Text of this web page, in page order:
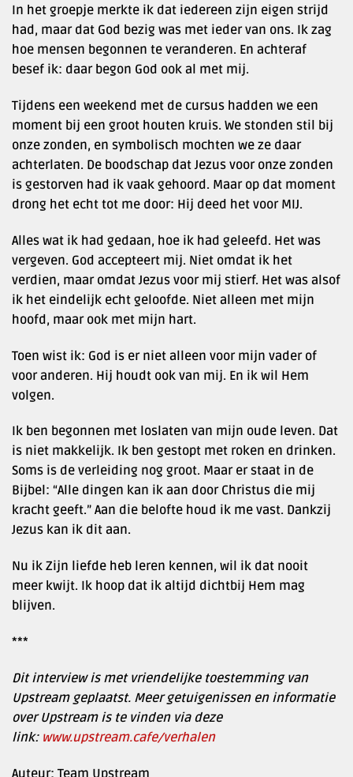
In het groepje merkte ik dat iedereen zijn eigen strijd
had, maar dat God bezig was met ieder van ons. Ik zag
hoe mensen begonnen te veranderen. En achteraf
besef ik: daar begon God ook al met mij.
Tijdens een weekend met de cursus hadden we een
moment bij een groot houten kruis. We stonden stil bij
onze zonden, en symbolisch mochten we ze daar
achterlaten. De boodschap dat Jezus voor onze zonden
is gestorven had ik vaak gehoord. Maar op dat moment
drong het echt tot me door: Hij deed het voor MIJ.
Alles wat ik had gedaan, hoe ik had geleefd. Het was
vergeven. God accepteert mij. Niet omdat ik het
verdien, maar omdat Jezus voor mij stierf. Het was alsof
ik het eindelijk echt geloofde. Niet alleen met mijn
hoofd, maar ook met mijn hart.
Toen wist ik: God is er niet alleen voor mijn vader of
voor anderen. Hij houdt ook van mij. En ik wil Hem
volgen.
Ik ben begonnen met loslaten van mijn oude leven. Dat
is niet makkelijk. Ik ben gestopt met roken en drinken.
Soms is de verleiding nog groot. Maar er staat in de
Bijbel: “Alle dingen kan ik aan door Christus die mij
kracht geeft.” Aan die belofte houd ik me vast. Dankzij
Jezus kan ik dit aan.
Nu ik Zijn liefde heb leren kennen, wil ik dat nooit
meer kwijt. Ik hoop dat ik altijd dichtbij Hem mag
blijven.
***
Dit interview is met vriendelijke toestemming van
Upstream geplaatst. Meer getuigenissen en informatie
over Upstream is te vinden via deze
link: www.upstream.cafe/verhalen
Auteur: Team Upstream